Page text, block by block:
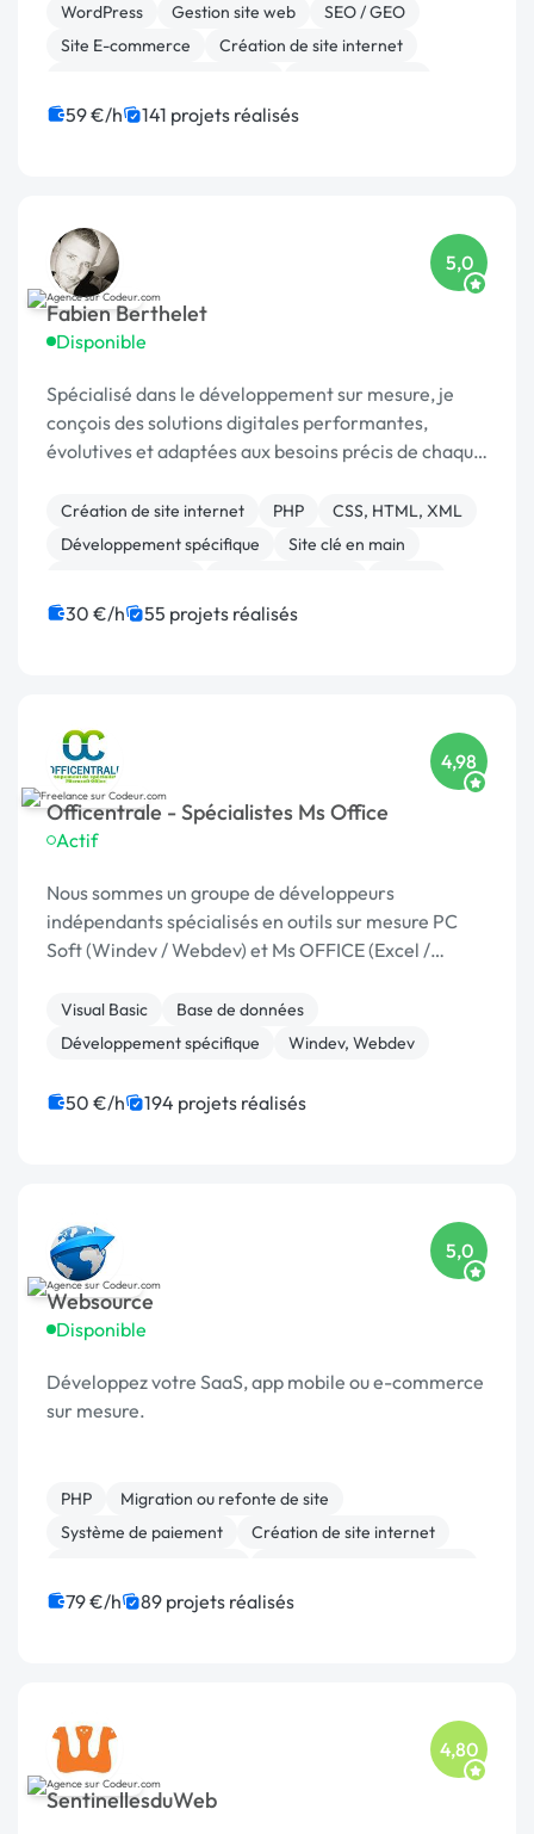
WordPress Gestion site web
SEO / GEO
Site E-commerce
Création de site internet
Référencement, liens
Marketing
59 €/h 141 projets réalisés
Fabien Berthelet
Disponible
5,0
Spécialisé dans le développement sur mesure, je
conçois des solutions digitales performantes,
évolutives et adaptées aux besoins précis de chaque
Création de site internet PHP
CSS, HTML, XML
Développement spécifique
Site clé en main
Gestion site web
JavaScript
30 €/h 55 projets réalisés
Officentrale - Spécialistes Ms Office
Actif
4,98
Nous sommes un groupe de développeurs
indépendants spécialisés en outils sur mesure PC
Soft (Windev / Webdev) et Ms OFFICE (Excel /
centaines applications. Toujours intéressés par de
nouvelles co...
Visual Basic
Base de données
Développement spécifique
Windev, Webdev
50 €/h 194 projets réalisés
Websource
Disponible
5,0
Développez votre SaaS, app mobile ou e-commerce
sur mesure.
PHP
Migration ou refonte de site
Système de paiement
Création de site internet
JavaScript
SEO / GEO Linux
79 €/h 89 projets réalisés
SentinellesduWeb
4,80